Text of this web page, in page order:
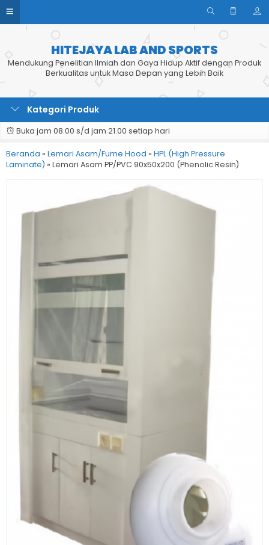
HITEJAYA LAB AND SPORTS
Mendukung Penelitian Ilmiah dan Gaya Hidup Aktif dengan Produk
Berkualitas untuk Masa Depan yang Lebih Baik
Kategori Produk
Buka jam 08.00 s/d jam 21.00 setiap hari
Beranda » Lemari Asam/Fume Hood » HPL (High Pressure
Laminate) » Lemari Asam PP/PVC 90x50x200 (Phenolic Resin)